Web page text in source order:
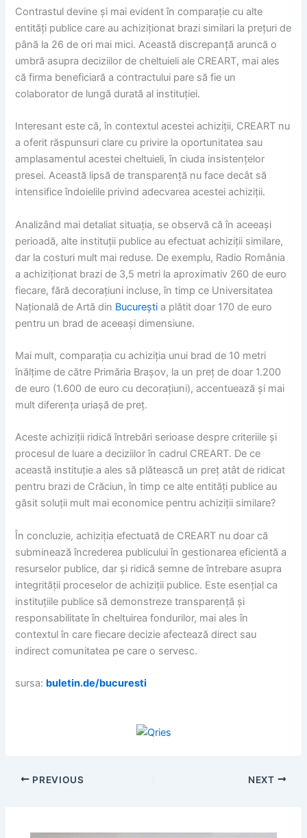
Contrastul devine și mai evident în comparație cu alte
entități publice care au achiziționat brazi similari la prețuri de
până la 26 de ori mai mici. Această discrepanță aruncă o
umbră asupra deciziilor de cheltuieli ale CREART, mai ales
că firma beneficiară a contractului pare să fie un
colaborator de lungă durată al instituției.
Interesant este că, în contextul acestei achiziții, CREART nu
a oferit răspunsuri clare cu privire la oportunitatea sau
amplasamentul acestei cheltuieli, în ciuda insistențelor
presei. Această lipsă de transparență nu face decât să
intensifice îndoielile privind adecvarea acestei achiziții.
Analizând mai detaliat situația, se observă că în aceeași
perioadă, alte instituții publice au efectuat achiziții similare,
dar la costuri mult mai reduse. De exemplu, Radio România
a achiziționat brazi de 3,5 metri la aproximativ 260 de euro
fiecare, fără decorațiuni incluse, în timp ce Universitatea
Națională de Artă din București a plătit doar 170 de euro
pentru un brad de aceeași dimensiune.
Mai mult, comparația cu achiziția unui brad de 10 metri
înălțime de către Primăria Brașov, la un preț de doar 1.200
de euro (1.600 de euro cu decorațiuni), accentuează și mai
mult diferența uriașă de preț.
Aceste achiziții ridică întrebări serioase despre criteriile și
procesul de luare a deciziilor în cadrul CREART. De ce
această instituție a ales să plătească un preț atât de ridicat
pentru brazi de Crăciun, în timp ce alte entități publice au
găsit soluții mult mai economice pentru achiziții similare?
În concluzie, achiziția efectuată de CREART nu doar că
subminează încrederea publicului în gestionarea eficientă a
resurselor publice, dar și ridică semne de întrebare asupra
integrității proceselor de achiziții publice. Este esențial ca
instituțiile publice să demonstreze transparență și
responsabilitate în cheltuirea fondurilor, mai ales în
contextul în care fiecare decizie afectează direct sau
indirect comunitatea pe care o servesc.
sursa: buletin.de/bucuresti
PREVIOUS NEXT